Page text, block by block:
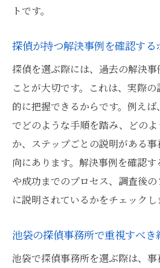
トです。
探偵が持つ解決事例を確認する
探偵を選ぶ際には、過去の解決
ことが大切です。これは、実際
的に把握できるからです。例え
でどのような手順を踏み、どの
か、ステップごとの説明がある
向にあります。解決事例を確認
や成功までのプロセス、調査後
に説明されているかをチェックし
池袋の探偵事務所で重視すべき
池袋で探偵事務所を選ぶ際は、